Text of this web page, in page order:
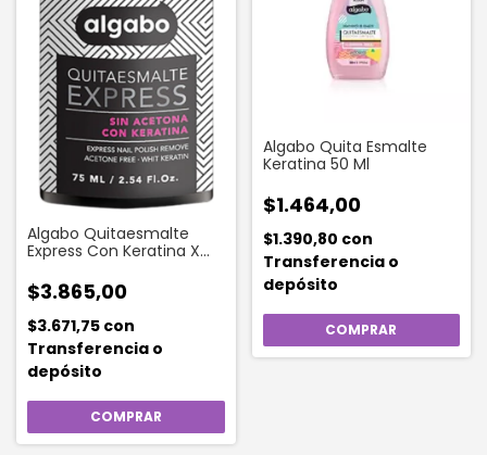
Algabo Quitaesmalte
Express Con Keratina X
$3.865,00
$3.671,75 con
Transferencia o
depósito
Algabo Quita Esmalte
Keratina 50 Ml
$1.464,00
$1.390,80 con
Transferencia o
depósito